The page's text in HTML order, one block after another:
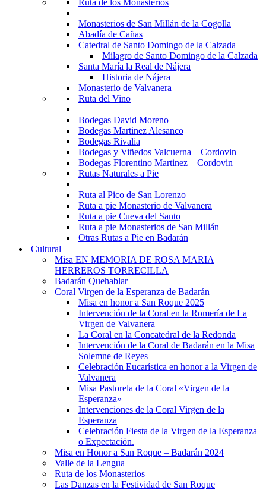
Ruta de los Monasterios
Monasterios de San Millán de la Cogolla
Abadía de Cañas
Catedral de Santo Domingo de la Calzada
Milagro de Santo Domingo de la Calzada
Santa María la Real de Nájera
Historia de Nájera
Monasterio de Valvanera
Ruta del Vino
Bodegas David Moreno
Bodegas Martinez Alesanco
Bodegas Rivalia
Bodegas y Viñedos Valcuerna – Cordovin
Bodegas Florentino Martinez – Cordovin
Rutas Naturales a Pie
Ruta al Pico de San Lorenzo
Ruta a pie Monasterio de Valvanera
Ruta a pie Cueva del Santo
Ruta a pie Monasterios de San Millán
Otras Rutas a Pie en Badarán
Cultural
Misa EN MEMORIA DE ROSA MARIA
HERREROS TORRECILLA
Badarán Quehablar
Coral Virgen de la Esperanza de Badarán
Misa en honor a San Roque 2025
Intervención de la Coral en la Romería de La
Virgen de Valvanera
La Coral en la Concatedral de la Redonda
Intervención de la Coral de Badarán en la Misa
Solemne de Reyes
Celebración Eucarística en honor a la Virgen de
Valvanera
Misa Pastorela de la Coral «Virgen de la
Esperanza»
Intervenciones de la Coral Virgen de la
Esperanza
Celebración Fiesta de la Virgen de la Esperanza
o Expectación.
Misa en Honor a San Roque – Badarán 2024
Valle de la Lengua
Ruta de los Monasterios
Las Danzas en la Festividad de San Roque